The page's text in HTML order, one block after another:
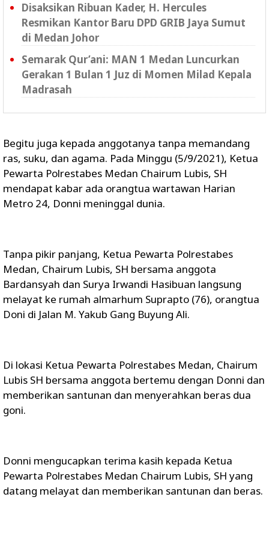
Disaksikan Ribuan Kader, H. Hercules
Resmikan Kantor Baru DPD GRIB Jaya Sumut
di Medan Johor
Semarak Qur’ani: MAN 1 Medan Luncurkan
Gerakan 1 Bulan 1 Juz di Momen Milad Kepala
Madrasah
Begitu juga kepada anggotanya tanpa memandang
ras, suku, dan agama. Pada Minggu (5/9/2021), Ketua
Pewarta Polrestabes Medan Chairum Lubis, SH
mendapat kabar ada orangtua wartawan Harian
Metro 24, Donni meninggal dunia.
Tanpa pikir panjang, Ketua Pewarta Polrestabes
Medan, Chairum Lubis, SH bersama anggota
Bardansyah dan Surya Irwandi Hasibuan langsung
melayat ke rumah almarhum Suprapto (76), orangtua
Doni di Jalan M. Yakub Gang Buyung Ali.
Di lokasi Ketua Pewarta Polrestabes Medan, Chairum
Lubis SH bersama anggota bertemu dengan Donni dan
memberikan santunan dan menyerahkan beras dua
goni.
Donni mengucapkan terima kasih kepada Ketua
Pewarta Polrestabes Medan Chairum Lubis, SH yang
datang melayat dan memberikan santunan dan beras.